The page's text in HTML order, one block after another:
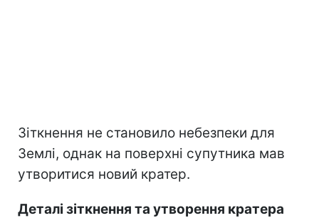
Зіткнення не становило небезпеки для
Землі, однак на поверхні супутника мав
утворитися новий кратер.
Деталі зіткнення та утворення кратера